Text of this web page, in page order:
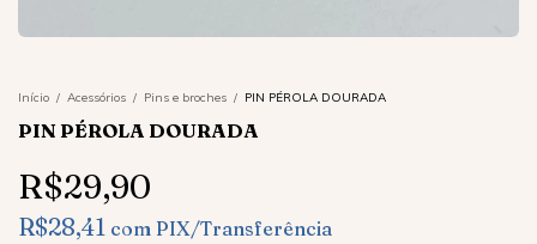
Início / Acessórios / Pins e broches / PIN PÉROLA DOURADA
PIN PÉROLA DOURADA
R$29,90
R$28,41 com PIX/Transferência